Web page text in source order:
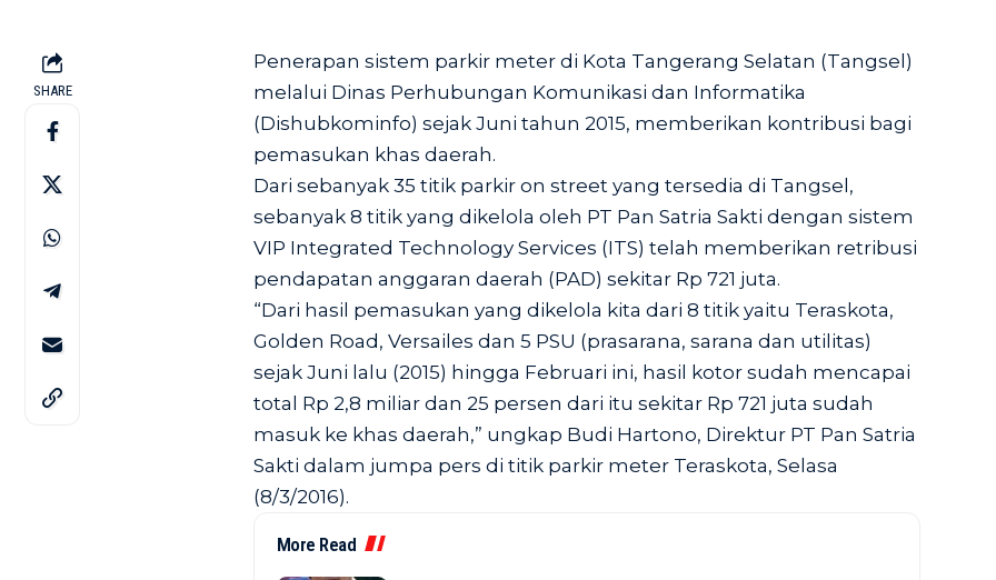
SHARE
Penerapan sistem parkir meter di Kota Tangerang Selatan (Tangsel)
melalui Dinas Perhubungan Komunikasi dan Informatika
(Dishubkominfo) sejak Juni tahun 2015, memberikan kontribusi bagi
pemasukan khas daerah.
Dari sebanyak 35 titik parkir on street yang tersedia di Tangsel,
sebanyak 8 titik yang dikelola oleh PT Pan Satria Sakti dengan sistem
VIP Integrated Technology Services (ITS) telah memberikan retribusi
pendapatan anggaran daerah (PAD) sekitar Rp 721 juta.
“Dari hasil pemasukan yang dikelola kita dari 8 titik yaitu Teraskota,
Golden Road, Versailes dan 5 PSU (prasarana, sarana dan utilitas)
sejak Juni lalu (2015) hingga Februari ini, hasil kotor sudah mencapai
total Rp 2,8 miliar dan 25 persen dari itu sekitar Rp 721 juta sudah
masuk ke khas daerah,” ungkap Budi Hartono, Direktur PT Pan Satria
Sakti dalam jumpa pers di titik parkir meter Teraskota, Selasa
(8/3/2016).
More Read